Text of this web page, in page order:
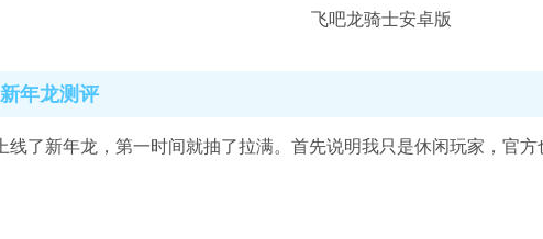
年龙测评
线了新年龙，第一时间就抽了拉满。首先说明我只是休闲玩家，官